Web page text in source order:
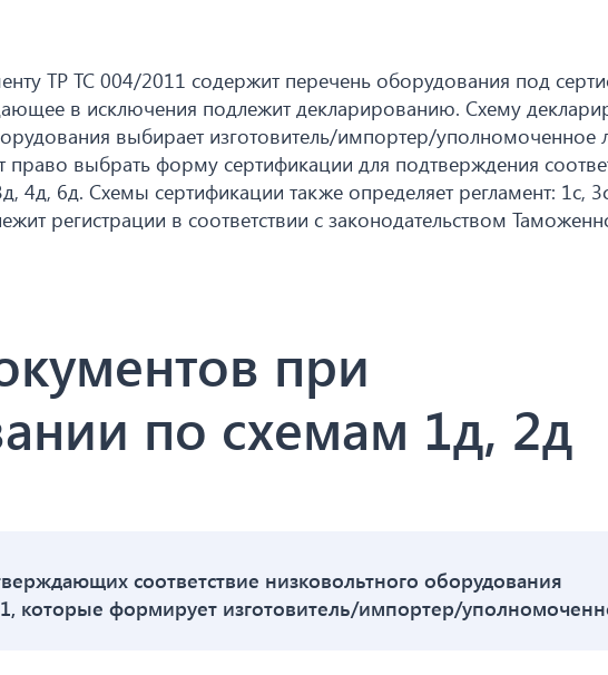
ТР ТС 004/2011 содержит перечень оборудования под
в исключения подлежит декларированию. Схему
выбирает изготовитель/импортер/уполномоченное
выбрать форму сертификации для подтверждения
4д, 6д. Схемы сертификации также определяет регламент: 1с,
регистрации в соответствии с законодательством
при
по схемам 1д, 2д
соответствие низковольтного оборудования
которые формирует изготовитель/импортер/